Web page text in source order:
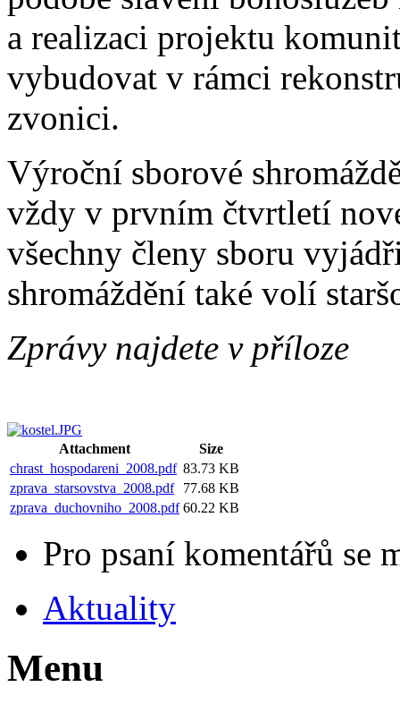
a realizaci projektu
vybudovat v rámci
zvonici.
Výroční sborové
vždy v prvním čtvrtletí
všechny členy sboru
shromáždění také volí
Zprávy najdete v příloze
Attachment
Size
chrast_hospodareni_2008.pdf 83.73 KB
zprava_starsovstva_2008.pdf
77.68 KB
zprava_duchovniho_2008.pdf 60.22 KB
Pro psaní komentářů se
Aktuality
Menu